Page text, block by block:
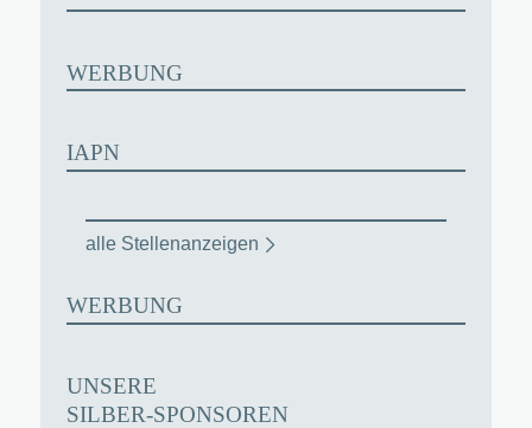
WERBUNG
IAPN
alle Stellenanzeigen
WERBUNG
UNSERE
SILBER-SPONSOREN